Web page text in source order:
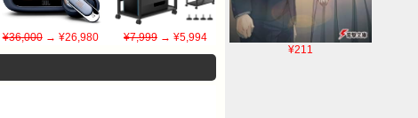
¥211
¥36,000→ ¥26,980 ¥7,999→ ¥5,994